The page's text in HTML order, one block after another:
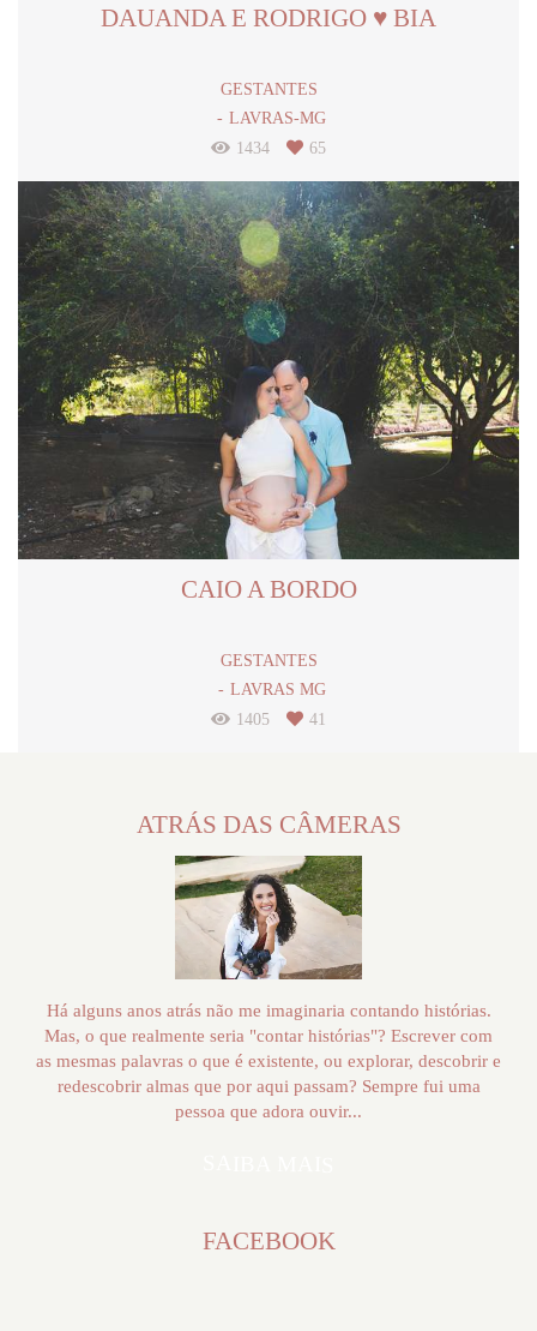
DAUANDA E RODRIGO ♥ BIA
GESTANTES
LAVRAS-MG
1434
65
CAIO A BORDO
GESTANTES
LAVRAS MG
1405
41
ATRÁS DAS CÂMERAS
Há alguns anos atrás não me imaginaria contando histórias.
Mas, o que realmente seria "contar histórias"? Escrever com
as mesmas palavras o que é existente, ou explorar, descobrir e
redescobrir almas que por aqui passam? Sempre fui uma
pessoa que adora ouvir...
FACEBOOK